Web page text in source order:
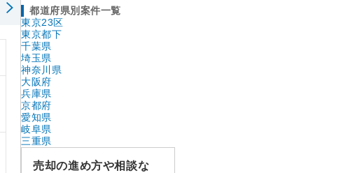
都道府県別案件一覧
東京23区
東京都下
千葉県
埼玉県
神奈川県
大阪府
兵庫県
京都府
愛知県
岐阜県
三重県
売却の進め方や相談な